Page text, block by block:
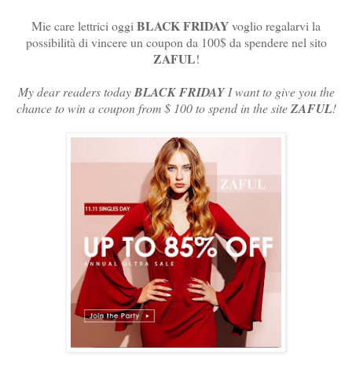
Mie care lettrici oggi BLACK FRIDAYvoglio regalarvi la
possibilità di vincere un coupon da 100$ da spendere nel sito
ZAFUL!
My dear readers todayBLACK FRIDAYI want to give you the
chance to win a coupon from $ 100 to spend in the siteZAFUL!